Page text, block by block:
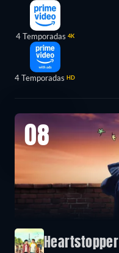
4 Temporadas 4K
4 Temporadas HD
08
Heartstopper